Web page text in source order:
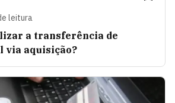
leitura
a transferência de
via aquisição?